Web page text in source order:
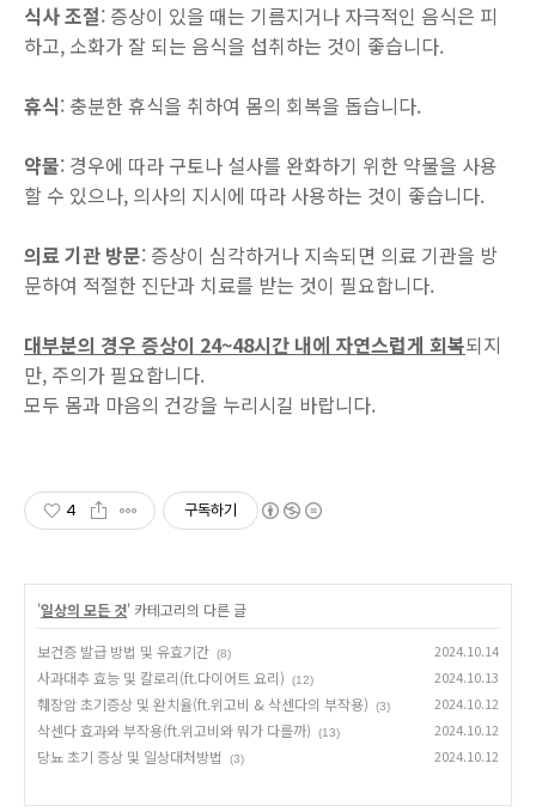
식사 조절: 증상이 있을 때는 기름지거나 자극적인 음식은 피
하고, 소화가 잘 되는 음식을 섭취하는 것이 좋습니다.
휴식: 충분한 휴식을 취하여 몸의 회복을 돕습니다.
약물: 경우에 따라 구토나 설사를 완화하기 위한 약물을 사용
할 수 있으나, 의사의 지시에 따라 사용하는 것이 좋습니다.
의료 기관 방문: 증상이 심각하거나 지속되면 의료 기관을 방
문하여 적절한 진단과 치료를 받는 것이 필요합니다.
대부분의 경우 증상이 24~48시간 내에 자연스럽게 회복되지
만, 주의가 필요합니다.
모두 몸과 마음의 건강을 누리시길 바랍니다.
4 구독하기
'일상의 모든 것' 카테고리의 다른 글
보건증 발급 방법 및 유효기간 (8) 2024.10.14
사과대추 효능 및 칼로리(ft.다이어트 요리) (12) 2024.10.13
췌장암 초기증상 및 완치율(ft.위고비 & 삭센다의 부작용) (3) 2024.10.12
삭센다 효과와 부작용(ft.위고비와 뭐가 다를까) (13) 2024.10.12
당뇨 초기 증상 및 일상대처방법 (3) 2024.10.12